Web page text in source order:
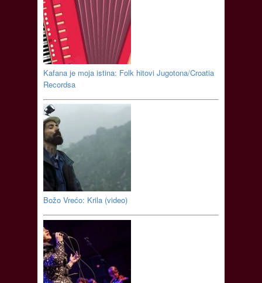
Kafana je moja istina: Folk hitovi Jugotona/Croatia
Recordsa
Božo Vrećo: Krila (video)